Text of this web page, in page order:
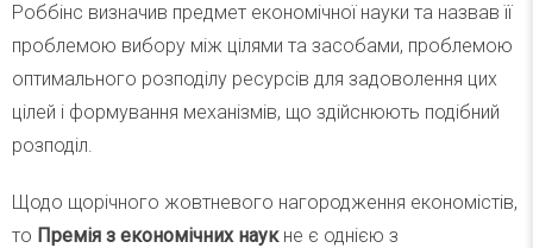
Роббінс визначив предмет економічної науки та назвав її
проблемою вибору між цілями та засобами, проблемою
оптимального розподілу ресурсів для задоволення цих
цілей і формування механізмів, що здійснюють подібний
розподіл.
Щодо щорічного жовтневого нагородження економістів,
то Премія з економічних наукне є однією з